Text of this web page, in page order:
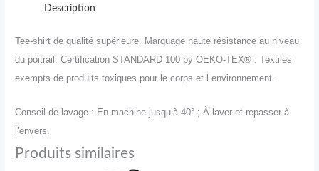
Description
Tee-shirt de qualité supérieure. Marquage haute résistance au niveau
du poitrail.Certification STANDARD 100 by OEKO-TEX® : Textiles
exempts de produits toxiques pour le corps et l environnement.
Conseil de lavage : En machine jusqu’à 40° ;À laver et repasser à
l’envers.
Produits similaires